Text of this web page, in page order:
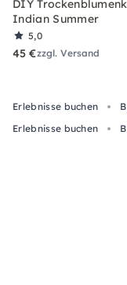
DIY
Indian Summer
5,0
45 €zzgl. Versand
Erlebnisse buchen
Erlebnisse buchen